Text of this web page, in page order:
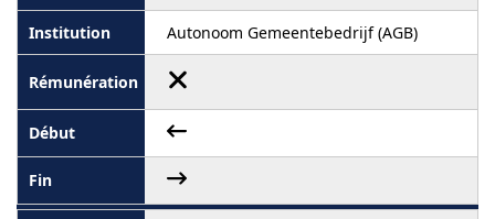
Autonoom Gemeentebedrijf (AGB)